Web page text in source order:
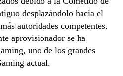
desplazándolo hacia el
autoridades competentes.
aprovisionador se ha
uno de los grandes
actual.